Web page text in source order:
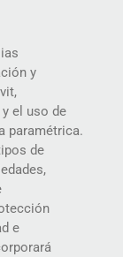
y
el uso de
paramétrica.
de
e